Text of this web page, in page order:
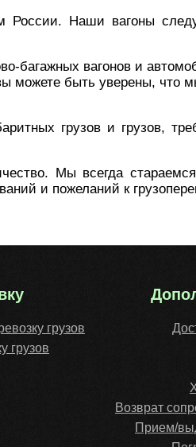
России. Наши вагоны
багажных вагонов и
можете быть уверены, что
грузов и грузов,
Мы всегда
и пожеланий к
грузов
грузов
Возврат
Прием/